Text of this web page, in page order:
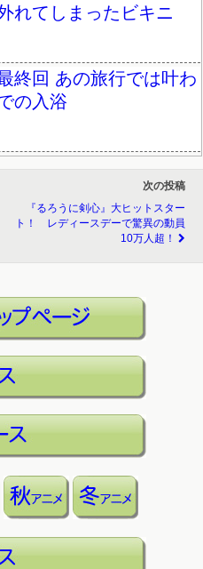
れてしまったビキニ
終回 あの旅行では叶わ
の入浴
次の投稿
『るろうに剣心』大ヒットスター
ト！ レディースデーで驚異の動員
10万人超！